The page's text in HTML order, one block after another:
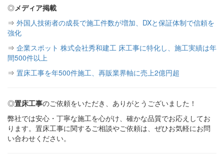
◎メディア掲載
⇒ 外国人技術者の成長で施工件数が増加、DXと保証体制で信頼を
強化
⇒ 企業スポット 株式会社秀和建工 床工事に特化し、施工実績は年
間500件以上
⇒ 置床工事を年500件施工、再販業界軸に売上2億円超
◎置床工事のご依頼をいただき、ありがとうございました！
弊社では安心・丁寧な施工を心がけ、確かな品質でお応えしてお
ります。置床工事に関するご相談やご依頼は、ぜひお気軽にお問
い合わせください。